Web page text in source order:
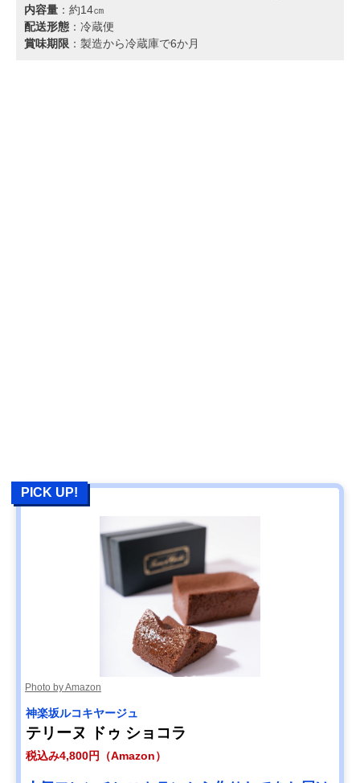
内容量 ：約14㎝
配送形態 ：冷蔵便
賞味期限 ：製造から冷蔵庫で6か月
PICK UP!
Photo by Amazon
神楽坂ルコキヤージュ
テリーヌ ドゥ ショコラ
税込み4,800円（Amazon）